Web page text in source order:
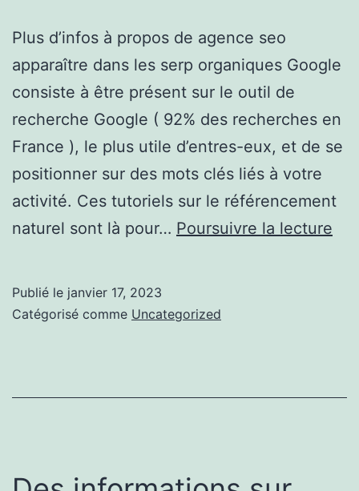
Plus d’infos à propos de agence seo
apparaître dans les serp organiques Google
consiste à être présent sur le outil de
recherche Google ( 92% des recherches en
France ), le plus utile d’entres-eux, et de se
positionner sur des mots clés liés à votre
activité. Ces tutoriels sur le référencement
naturel sont là pour… Poursuivre la lecture
Publié le janvier 17, 2023
Catégorisé comme Uncategorized